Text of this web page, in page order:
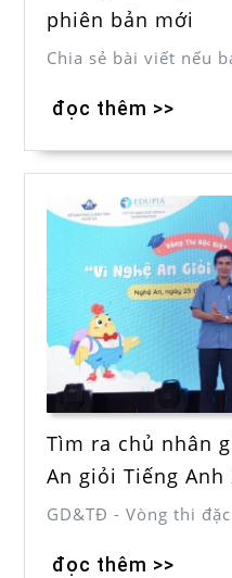
phiên bản mới
Chia sẻ bài viết nếu
đọc thêm >>
Tìm ra chủ nhân
An giỏi Tiếng Anh
GD&TĐ - Vòng thi
đọc thêm >>